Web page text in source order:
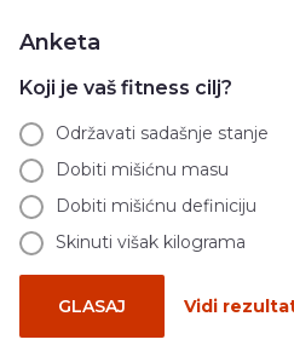
Anketa
Koji je vaš fitness cilj?
Održavati sadašnje stanje
Dobiti mišićnu masu
Dobiti mišićnu definiciju
Skinuti višak kilograma
GLASAJ Vidi